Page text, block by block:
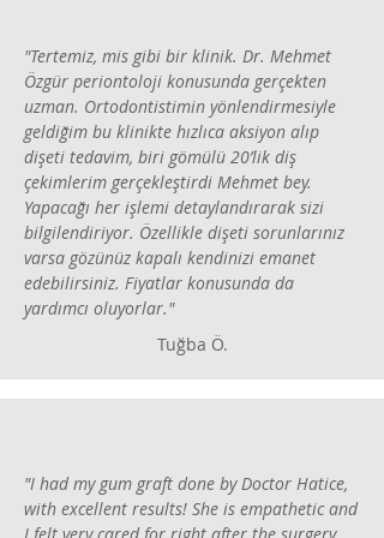
"Tertemiz, mis gibi bir klinik. Dr. Mehmet
Özgür periontoloji konusunda gerçekten
uzman. Ortodontistimin yönlendirmesiyle
geldiğim bu klinikte hızlıca aksiyon alıp
dişeti tedavim, biri gömülü 20’lik diş
çekimlerim gerçekleştirdi Mehmet bey.
Yapacağı her işlemi detaylandırarak sizi
bilgilendiriyor. Özellikle dişeti sorunlarınız
varsa gözünüz kapalı kendinizi emanet
edebilirsiniz. Fiyatlar konusunda da
yardımcı oluyorlar."
Tuğba Ö.
"I had my gum graft done by Doctor Hatice,
with excellent results! She is empathetic and